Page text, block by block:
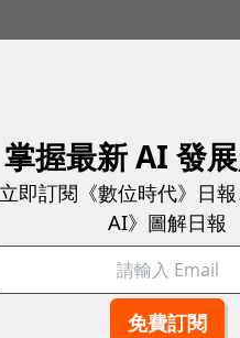
律的國家，金管會早在
布STO管理辦法，自此
者「陽光伏特家」，發
成募資。
掌握最新 AI 發
立即訂閱《數位時代》日
AI》圖解日報